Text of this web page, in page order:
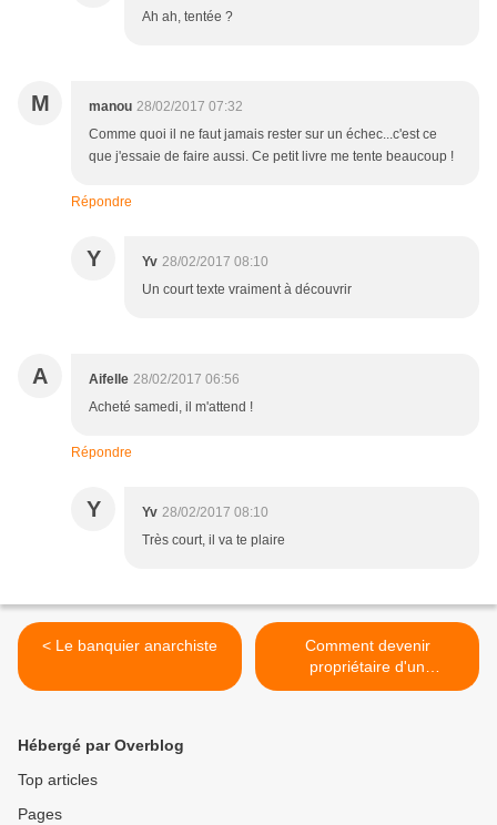
Ah ah, tentée ?
M manou 28/02/2017 07:32
Comme quoi il ne faut jamais rester sur un échec...c'est ce
que j'essaie de faire aussi. Ce petit livre me tente beaucoup !
Répondre
Y Yv 28/02/2017 08:10
Un court texte vraiment à découvrir
A Aifelle 28/02/2017 06:56
Acheté samedi, il m'attend !
Répondre
Y Yv 28/02/2017 08:10
Très court, il va te plaire
< Le banquier anarchiste
Comment devenir
propriétaire d'un
supermarché sur une île
Hébergé par Overblog
Top articles
Pages